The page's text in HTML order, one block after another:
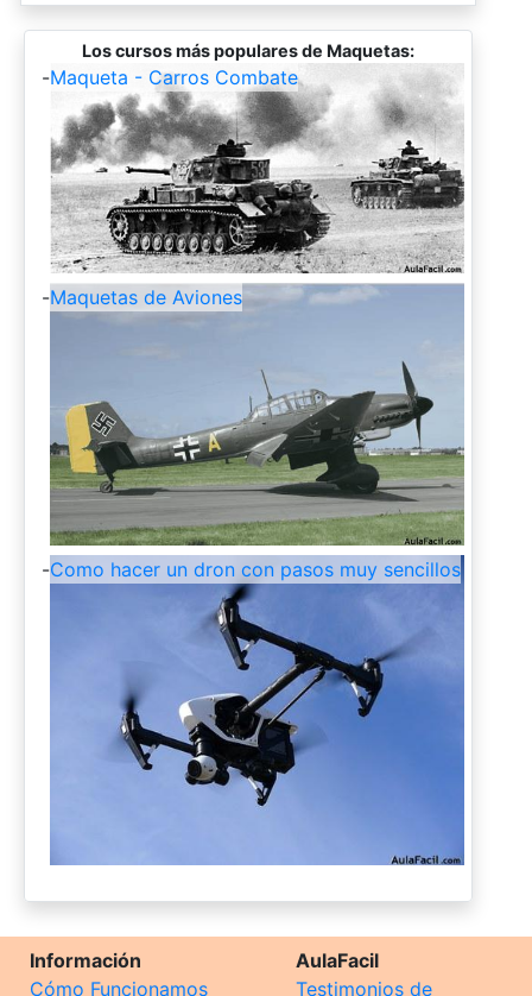
Los cursos más populares de Maquetas:
-Maqueta - Carros Combate
-Maquetas de Aviones
-Como hacer un dron con pasos muy sencillos
Información
Cómo Funcionamos
AulaFacil
Testimonios de